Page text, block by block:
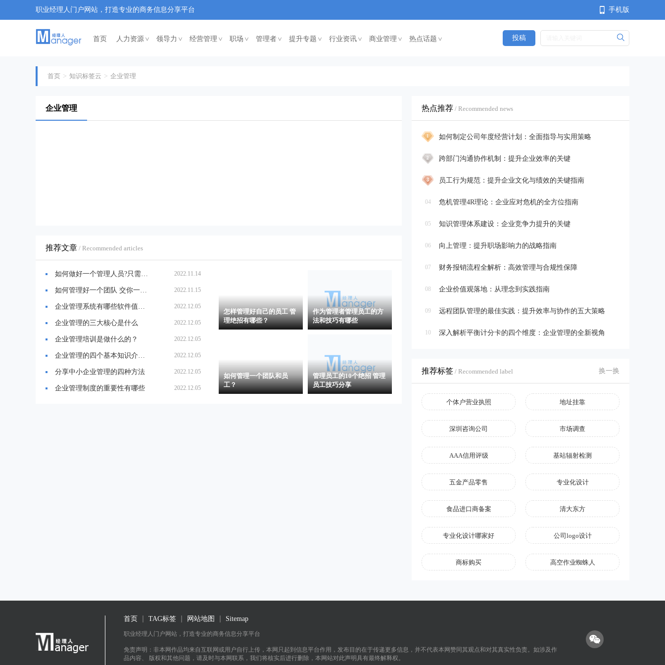
职业经理人门户网站，打造专业的商务信息分享平台 手机版
首页 人力资源< 领导力 < 经营管理< 职场< 管理者< 提升专题 < 行业资讯 < 商业管理< 热点话题 < 投稿
首页 知识标签云 企业管理
企业管理
推荐文章 / Recommended articles
如何做好一个管理人员?只需要做好这几件事 2022.11.14
如何管理好一个团队 交你一些管理秘籍 2022.11.15
企业管理系统有哪些软件值得推荐 2022.12.05
企业管理的三大核心是什么 2022.12.05
企业管理培训是做什么的？ 2022.12.05
企业管理的四个基本知识介绍，一定不能错过！ 2022.12.05
分享中小企业管理的四种方法 2022.12.05
企业管理制度的重要性有哪些 2022.12.05
怎样管理好自己的员工 管
理绝招有哪些？
作为管理者管理员工的方
法和技巧有哪些
如何管理一个团队和员
工？
管理员工的10个绝招 管理
员工技巧分享
热点推荐 / Recommended news
如何制定公司年度经营计划：全面指导与实用策略
跨部门沟通协作机制：提升企业效率的关键
员工行为规范：提升企业文化与绩效的关键指南
04 危机管理4R理论：企业应对危机的全方位指南
05 知识管理体系建设：企业竞争力提升的关键
06 向上管理：提升职场影响力的战略指南
07 财务报销流程全解析：高效管理与合规性保障
08 企业价值观落地：从理念到实践指南
09 远程团队管理的最佳实践：提升效率与协作的五大策略
10 深入解析平衡计分卡的四个维度：企业管理的全新视角
推荐标签 / Recommended label 换一换
个体户营业执照 地址挂靠
深圳咨询公司 市场调查
AAA信用评级 基站辐射检测
五金产品零售 专业化设计
食品进口商备案 清大东方
专业化设计哪家好 公司logo设计
商标购买 高空作业蜘蛛人
首页 TAG标签 网站地图 Sitemap
职业经理人门户网站，打造专业的商务信息分享平台
免责声明：非本网作品均来自互联网或用户自行上传，本网只起到信息平台作用，发布目的在于传递更多信息，并不代表本网赞同其观点和对其真实性负责。如涉及作
品内容、 版权和其他问题，请及时与本网联系，我们将核实后进行删除，本网站对此声明具有最终解释权。